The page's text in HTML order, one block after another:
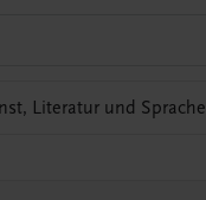
Literatur und Sprache